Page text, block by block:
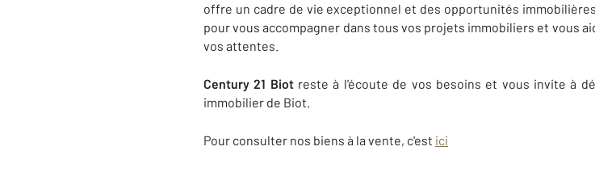
offre un cadre de vie exceptionnel et des opportunités
pour vous accompagner dans tous vos projets immobiliers et vous
vos attentes.
Century 21 Biotreste à l'écoute de vos besoins et vous invite à
immobilier de Biot.
Pour consulter nos biens à la vente, c'est ici